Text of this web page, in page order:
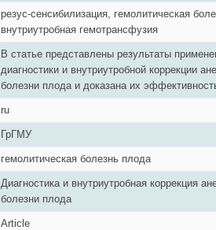
резус-сенсибилизация, гемолитическая
внутриутробная гемотрансфузия
В статье представлены результаты
диагностики и внутриутробной коррекции
болезни плода и доказана их
ru
ГрГМУ
гемолитическая болезнь плода
Диагностика и внутриутробная коррекция
болезни плода
Article